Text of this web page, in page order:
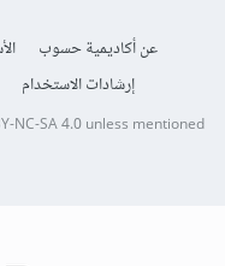
عن أكاديمية حسوب
إرشادات الاستخدام
NC-SA 4.0unless mentioned